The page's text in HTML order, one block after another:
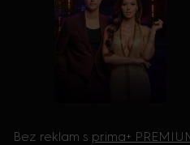
Bez reklam s prima+